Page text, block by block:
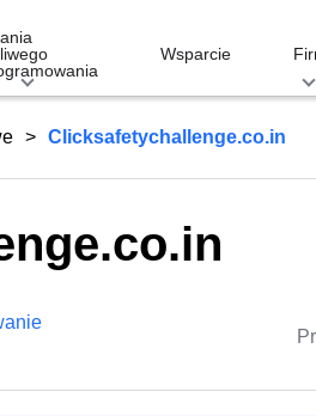
Wsparcie
Clicksafetychallenge.co.in